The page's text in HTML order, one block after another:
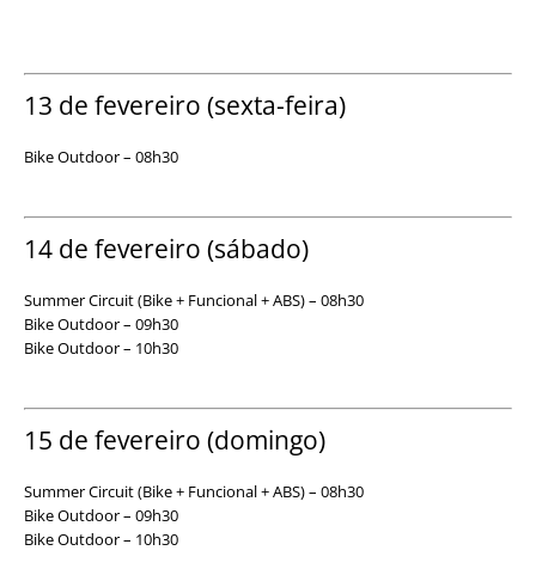
13 de fevereiro (sexta-feira)
Bike Outdoor – 08h30
14 de fevereiro (sábado)
Summer Circuit (Bike + Funcional + ABS) – 08h30
Bike Outdoor – 09h30
Bike Outdoor – 10h30
15 de fevereiro (domingo)
Summer Circuit (Bike + Funcional + ABS) – 08h30
Bike Outdoor – 09h30
Bike Outdoor – 10h30